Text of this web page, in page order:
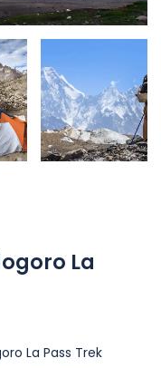
La
La Pass Trek